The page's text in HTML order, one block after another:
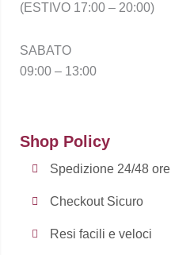
(ESTIVO 17:00 – 20:00)
SABATO
09:00 – 13:00
Shop Policy
Spedizione 24/48 ore
Checkout Sicuro
Resi facili e veloci